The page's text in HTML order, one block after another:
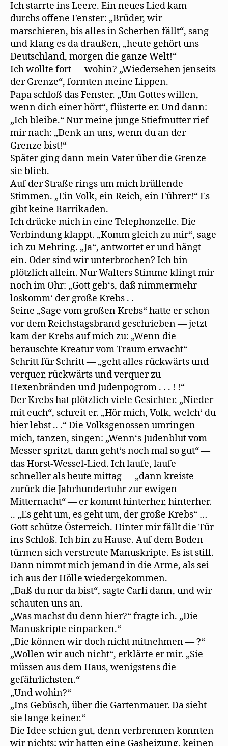
Ich starrte ins Leere. Ein neues Lied kam
durchs offene Fenster: „Brüder, wir
marschieren, bis alles in Scherben fällt“, sang
und klang es da draußen, „heute gehört uns
Deutschland, morgen die ganze Welt!“
Ich wollte fort — wohin? „Wiedersehen jenseits
der Grenze“, formten meine Lippen.
Papa schloß das Fenster. „Um Gottes willen,
wenn dich einer hört“, flüsterte er. Und dann:
„Ich bleibe.“ Nur meine junge Stiefmutter rief
mir nach: „Denk an uns, wenn du an der
Grenze bist!“
Später ging dann mein Vater über die Grenze —
sie blieb.
Auf der Straße rings um mich brüllende
Stimmen. „Ein Volk, ein Reich, ein Führer!“ Es
gibt keine Barrikaden.
Ich drücke mich in eine Telephonzelle. Die
Verbindung klappt. „Komm gleich zu mir“, sage
ich zu Mehring. „Ja“, antwortet er und hängt
ein. Oder sind wir unterbrochen? Ich bin
plötzlich allein. Nur Walters Stimme klingt mir
noch im Ohr: „Gott geb‘s, daß nimmermehr
loskomm‘ der große Krebs . .
Seine „Sage vom großen Krebs“ hatte er schon
vor dem Reichstagsbrand geschrieben — jetzt
kam der Krebs auf mich zu: „Wenn die
berauschte Kreatur vom Traum erwacht“ —
Schritt für Schritt — „geht alles rückwärts und
verquer, rückwärts und verquer zu
Hexenbränden und Judenpogrom . . . ! !“
Der Krebs hat plötzlich viele Gesichter. „Nieder
mit euch“, schreit er. „Hör mich, Volk, welch‘ du
hier lebst .. .“ Die Volksgenossen umringen
mich, tanzen, singen: „Wenn‘s Judenblut vom
Messer spritzt, dann geht‘s noch mal so gut“ —
das Horst-Wessel-Lied. Ich laufe, laufe
schneller als heute mittag — „dann kreiste
zurück die Jahrhundertuhr zur ewigen
Mitternacht“ — er kommt hinterher, hinterher.
.. „Es geht um, es geht um, der große Krebs“ …
Gott schütze Österreich. Hinter mir fällt die Tür
ins Schloß. Ich bin zu Hause. Auf dem Boden
türmen sich verstreute Manuskripte. Es ist still.
Dann nimmt mich jemand in die Arme, als sei
ich aus der Hölle wiedergekommen.
„Daß du nur da bist“, sagte Carli dann, und wir
schauten uns an.
„Was machst du denn hier?“ fragte ich. „Die
Manuskripte einpacken.“
„Die können wir doch nicht mitnehmen — ?“
„Wollen wir auch nicht“, erklärte er mir. „Sie
müssen aus dem Haus, wenigstens die
gefährlichsten.“
„Und wohin?“
„Ins Gebüsch, über die Gartenmauer. Da sieht
sie lange keiner.“
Die Idee schien gut, denn verbrennen konnten
wir nichts; wir hatten eine Gasheizung, keinen